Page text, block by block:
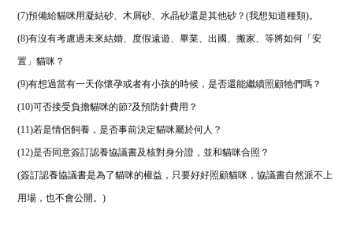
(7)預備給貓咪用凝結砂、木屑砂、水晶砂還是其他砂？(我想知道種類)。
(8)有沒有考慮過未來結婚、度假遠遊、畢業、出國、搬家、等將如何「安
置」貓咪？
(9)有想過當有一天你懷孕或者有小孩的時候，是否還能繼續照顧牠們嗎？
(10)可否接受負擔貓咪的節?及預防針費用？
(11)若是情侶飼養，是否事前決定貓咪屬於何人？
(12)是否同意簽訂認養協議書及核對身分證，並和貓咪合照？
(簽訂認養協議書是為了貓咪的權益，只要好好照顧貓咪，協議書自然派不上
用場，也不會公開。)